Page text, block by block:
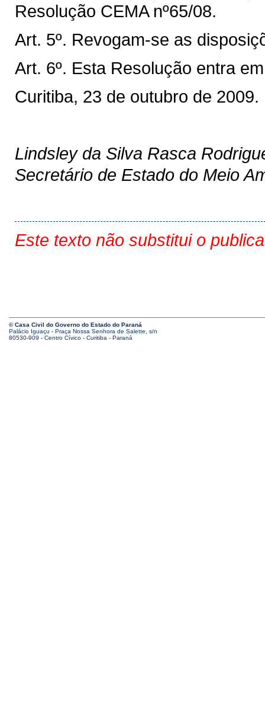
Resolução CEMA nº65/08.
Art. 5º. Revogam-se as
Art. 6º. Esta Resolução entra
Curitiba, 23 de outubro de 2009.
Lindsley da Silva Rasca
Secretário de Estado do Meio
Este texto não substitui o
© Casa Civil do Governo do Estado do Paraná
Palácio Iguaçu - Praça Nossa Senhora de Salette, s/n
80530-909 - Centro Cívico - Curitiba - Paraná